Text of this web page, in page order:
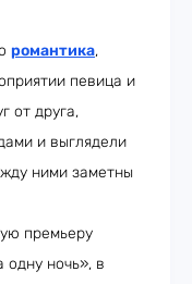
романтика,
певица и
от друга,
и выглядели
ними заметны
премьеру
одну ночь», в